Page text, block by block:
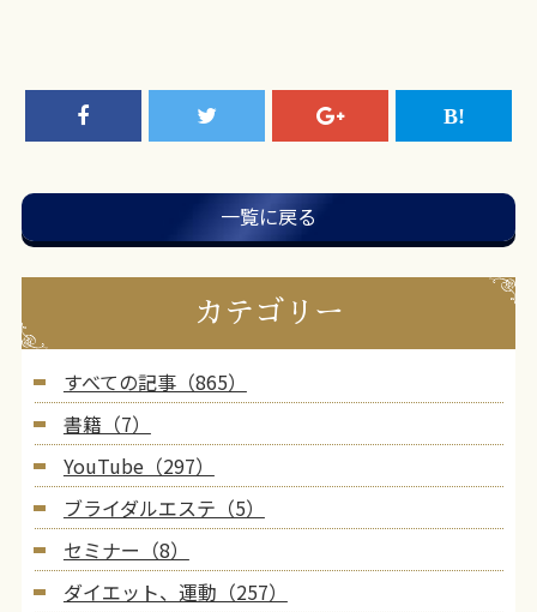
一覧に戻る
カテゴリー
すべての記事（865）
書籍（7）
YouTube（297）
ブライダルエステ（5）
セミナー（8）
ダイエット、運動（257）